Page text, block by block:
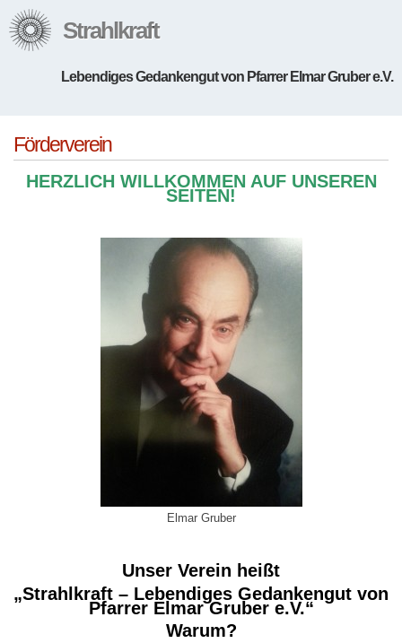
Strahlkraft
Lebendiges Gedankengut von Pfarrer Elmar Gruber e.V.
Förderverein
HERZLICH WILLKOMMEN AUF UNSEREN
SEITEN!
Elmar Gruber
Unser Verein heißt
„Strahlkraft – Lebendiges Gedankengut von
Pfarrer Elmar Gruber e.V.“
Warum?